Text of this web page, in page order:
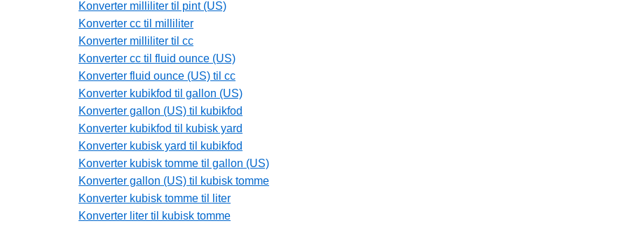
Konverter milliliter til pint (US)
Konverter cc til milliliter
Konverter milliliter til cc
Konverter cc til fluid ounce (US)
Konverter fluid ounce (US) til cc
Konverter kubikfod til gallon (US)
Konverter gallon (US) til kubikfod
Konverter kubikfod til kubisk yard
Konverter kubisk yard til kubikfod
Konverter kubisk tomme til gallon (US)
Konverter gallon (US) til kubisk tomme
Konverter kubisk tomme til liter
Konverter liter til kubisk tomme